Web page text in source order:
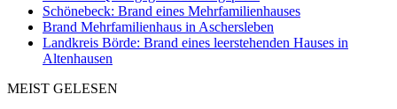
Schönebeck: Brand eines Mehrfamilienhauses
Brand Mehrfamilienhaus in Aschersleben
Landkreis Börde: Brand eines leerstehenden Hauses in
Altenhausen
MEIST GELESEN